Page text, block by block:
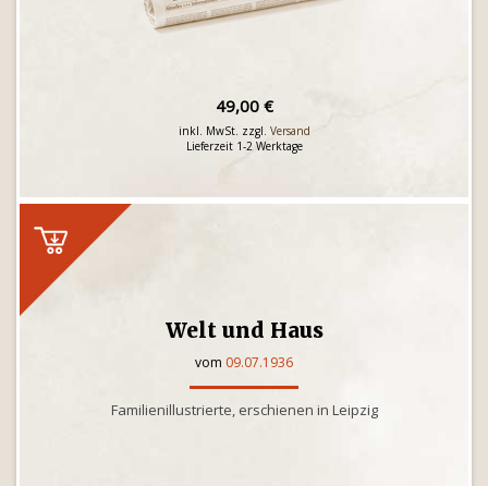
49,00 €
inkl. MwSt. zzgl. Versand
Lieferzeit 1-2 Werktage
Welt und Haus
vom 09.07.1936
Familienillustrierte, erschienen in Leipzig